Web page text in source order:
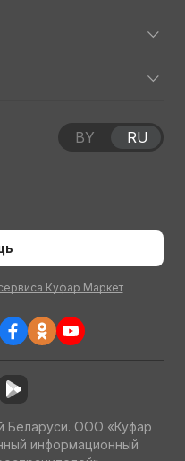
Куфар Маркет
BY RU
Беларуси. ООО «Куфар
информационный